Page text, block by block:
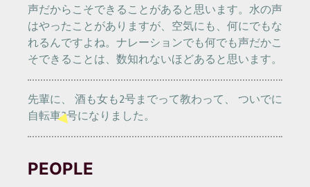
声だからこそできることがあると思います。水の声
はやったことがありますが、空気にも、何にでもな
れるんですよね。ナレーションでも何でも声だかこ
そできることは、数知れないほどあると思います。
先輩に、 酒も女も2号までって教わって、 ついでに
自転車2号になりました。
PEOPLE